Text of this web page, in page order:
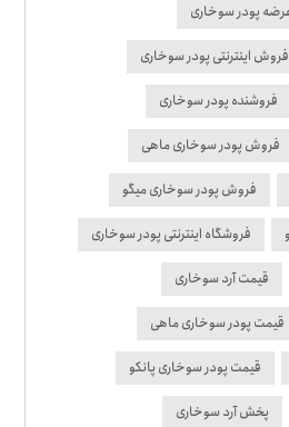
پودر سوخاری
فروش اینترنتی پودر سوخاری
فروشنده پودر سوخاری
فروش پودر سوخاری ماهی
فروش پودر سوخاری میگو
فروشگاه اینترنتی پودر سوخاری
قیمت آرد سوخاری
قیمت پودر سوخاری ماهی
قیمت پودر سوخاری پانکو
پخش آرد سوخاری